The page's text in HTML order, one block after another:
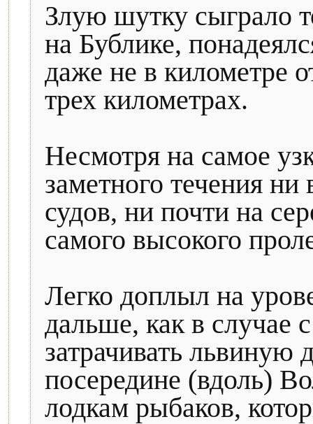
Злую шутку сыграло
на Бублике,
даже не в километре
трех километрах.
Несмотря на самое
заметного течения
судов, ни почти на
самого высокого
Легко доплыл на
дальше, как в случае
затрачивать львиную
посередине (вдоль)
лодкам рыбаков,